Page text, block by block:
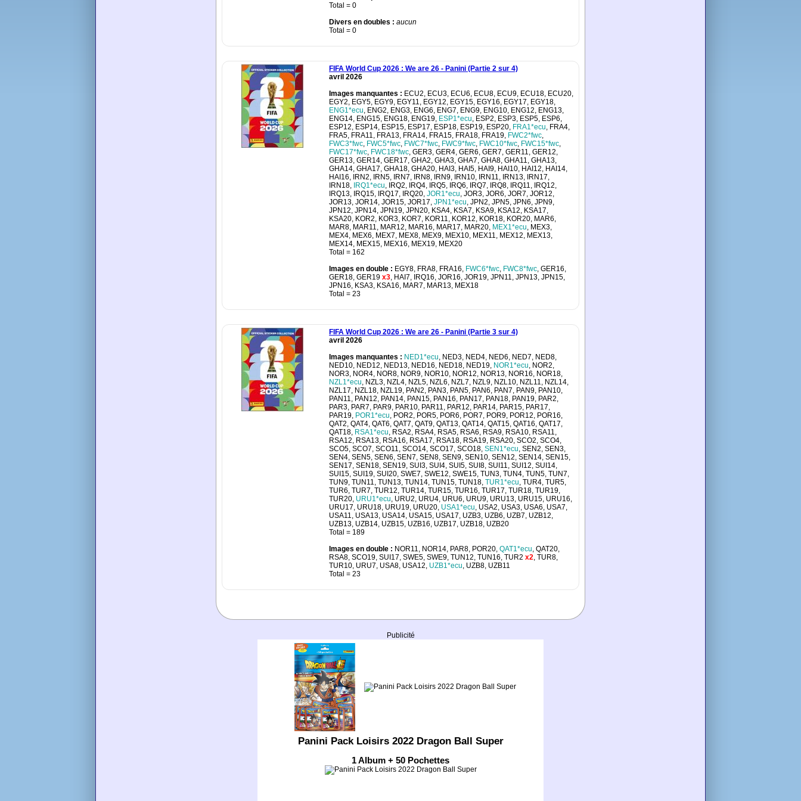
Total = 0
Divers en doubles : aucun
Total = 0
FIFA World Cup 2026 : We are 26 - Panini (Partie 2 sur 4)
avril 2026
Images manquantes : ECU2, ECU3, ECU6, ECU8, ECU9, ECU18, ECU20,
EGY2, EGY5, EGY9, EGY11, EGY12, EGY15, EGY16, EGY17, EGY18,
ENG1*ecu, ENG2, ENG3, ENG6, ENG7, ENG9, ENG10, ENG12, ENG13,
ENG14, ENG15, ENG18, ENG19, ESP1*ecu, ESP2, ESP3, ESP5, ESP6,
ESP12, ESP14, ESP15, ESP17, ESP18, ESP19, ESP20, FRA1*ecu, FRA4,
FRA5, FRA11, FRA13, FRA14, FRA15, FRA18, FRA19, FWC2*fwc,
FWC3*fwc, FWC5*fwc, FWC7*fwc, FWC9*fwc, FWC10*fwc, FWC15*fwc,
FWC17*fwc, FWC18*fwc, GER3, GER4, GER6, GER7, GER11, GER12,
GER13, GER14, GER17, GHA2, GHA3, GHA7, GHA8, GHA11, GHA13,
GHA14, GHA17, GHA18, GHA20, HAI3, HAI5, HAI9, HAI10, HAI12, HAI14,
HAI16, IRN2, IRN5, IRN7, IRN8, IRN9, IRN10, IRN11, IRN13, IRN17,
IRN18, IRQ1*ecu, IRQ2, IRQ4, IRQ5, IRQ6, IRQ7, IRQ8, IRQ11, IRQ12,
IRQ13, IRQ15, IRQ17, IRQ20, JOR1*ecu, JOR3, JOR6, JOR7, JOR12,
JOR13, JOR14, JOR15, JOR17, JPN1*ecu, JPN2, JPN5, JPN6, JPN9,
JPN12, JPN14, JPN19, JPN20, KSA4, KSA7, KSA9, KSA12, KSA17,
KSA20, KOR2, KOR3, KOR7, KOR11, KOR12, KOR18, KOR20, MAR6,
MAR8, MAR11, MAR12, MAR16, MAR17, MAR20, MEX1*ecu, MEX3,
MEX4, MEX6, MEX7, MEX8, MEX9, MEX10, MEX11, MEX12, MEX13,
MEX14, MEX15, MEX16, MEX19, MEX20
Total = 162
Images en double : EGY8, FRA8, FRA16, FWC6*fwc, FWC8*fwc, GER16,
GER18, GER19 x3, HAI7, IRQ16, JOR16, JOR19, JPN11, JPN13, JPN15,
JPN16, KSA3, KSA16, MAR7, MAR13, MEX18
Total = 23
FIFA World Cup 2026 : We are 26 - Panini (Partie 3 sur 4)
avril 2026
Images manquantes : NED1*ecu, NED3, NED4, NED6, NED7, NED8,
NED10, NED12, NED13, NED16, NED18, NED19, NOR1*ecu, NOR2,
NOR3, NOR4, NOR8, NOR9, NOR10, NOR12, NOR13, NOR16, NOR18,
NZL1*ecu, NZL3, NZL4, NZL5, NZL6, NZL7, NZL9, NZL10, NZL11, NZL14,
NZL17, NZL18, NZL19, PAN2, PAN3, PAN5, PAN6, PAN7, PAN9, PAN10,
PAN11, PAN12, PAN14, PAN15, PAN16, PAN17, PAN18, PAN19, PAR2,
PAR3, PAR7, PAR9, PAR10, PAR11, PAR12, PAR14, PAR15, PAR17,
PAR19, POR1*ecu, POR2, POR5, POR6, POR7, POR9, POR12, POR16,
QAT2, QAT4, QAT6, QAT7, QAT9, QAT13, QAT14, QAT15, QAT16, QAT17,
QAT18, RSA1*ecu, RSA2, RSA4, RSA5, RSA6, RSA9, RSA10, RSA11,
RSA12, RSA13, RSA16, RSA17, RSA18, RSA19, RSA20, SCO2, SCO4,
SCO5, SCO7, SCO11, SCO14, SCO17, SCO18, SEN1*ecu, SEN2, SEN3,
SEN4, SEN5, SEN6, SEN7, SEN8, SEN9, SEN10, SEN12, SEN14, SEN15,
SEN17, SEN18, SEN19, SUI3, SUI4, SUI5, SUI8, SUI11, SUI12, SUI14,
SUI15, SUI19, SUI20, SWE7, SWE12, SWE15, TUN3, TUN4, TUN5, TUN7,
TUN9, TUN11, TUN13, TUN14, TUN15, TUN18, TUR1*ecu, TUR4, TUR5,
TUR6, TUR7, TUR12, TUR14, TUR15, TUR16, TUR17, TUR18, TUR19,
TUR20, URU1*ecu, URU2, URU4, URU6, URU9, URU13, URU15, URU16,
URU17, URU18, URU19, URU20, USA1*ecu, USA2, USA3, USA6, USA7,
USA11, USA13, USA14, USA15, USA17, UZB3, UZB6, UZB7, UZB12,
UZB13, UZB14, UZB15, UZB16, UZB17, UZB18, UZB20
Total = 189
Images en double : NOR11, NOR14, PAR8, POR20, QAT1*ecu, QAT20,
RSA8, SCO19, SUI17, SWE5, SWE9, TUN12, TUN16, TUR2 x2, TUR8,
TUR10, URU7, USA8, USA12, UZB1*ecu, UZB8, UZB11
Total = 23
Publicité
Panini Pack Loisirs 2022 Dragon Ball Super
1 Album + 50 Pochettes